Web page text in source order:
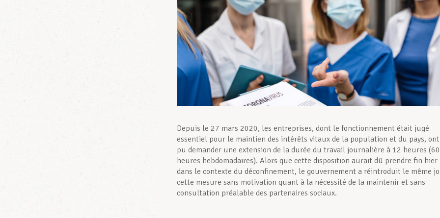
Depuis le 27 mars 2020, les entreprises, dont le fonctionnement était jugé
essentiel pour le maintien des intérêts vitaux de la population et du pays, ont
pu demander une extension de la durée du travail journalière à 12 heures (60
heures hebdomadaires). Alors que cette disposition aurait dû prendre fin hier
dans le contexte du déconfinement, le gouvernement a réintroduit le même
cette mesure sans motivation quant à la nécessité de la maintenir et sans
consultation préalable des partenaires sociaux.